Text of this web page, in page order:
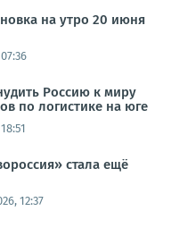
на утро 20 июня
Россию к миру
по логистике на юге
стала ещё
12:37